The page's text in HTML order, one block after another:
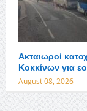
Ακταιωροί
Κοκκίνων για
August 08, 2026